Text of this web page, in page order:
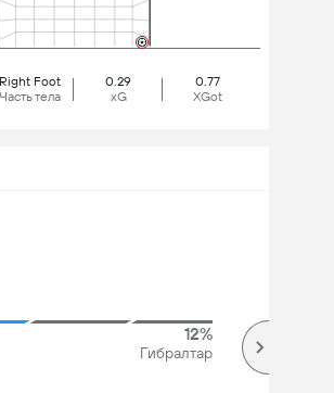
Right Foot
Часть тела
0.29
xG
0.77
XGot
12%
Гибралтар